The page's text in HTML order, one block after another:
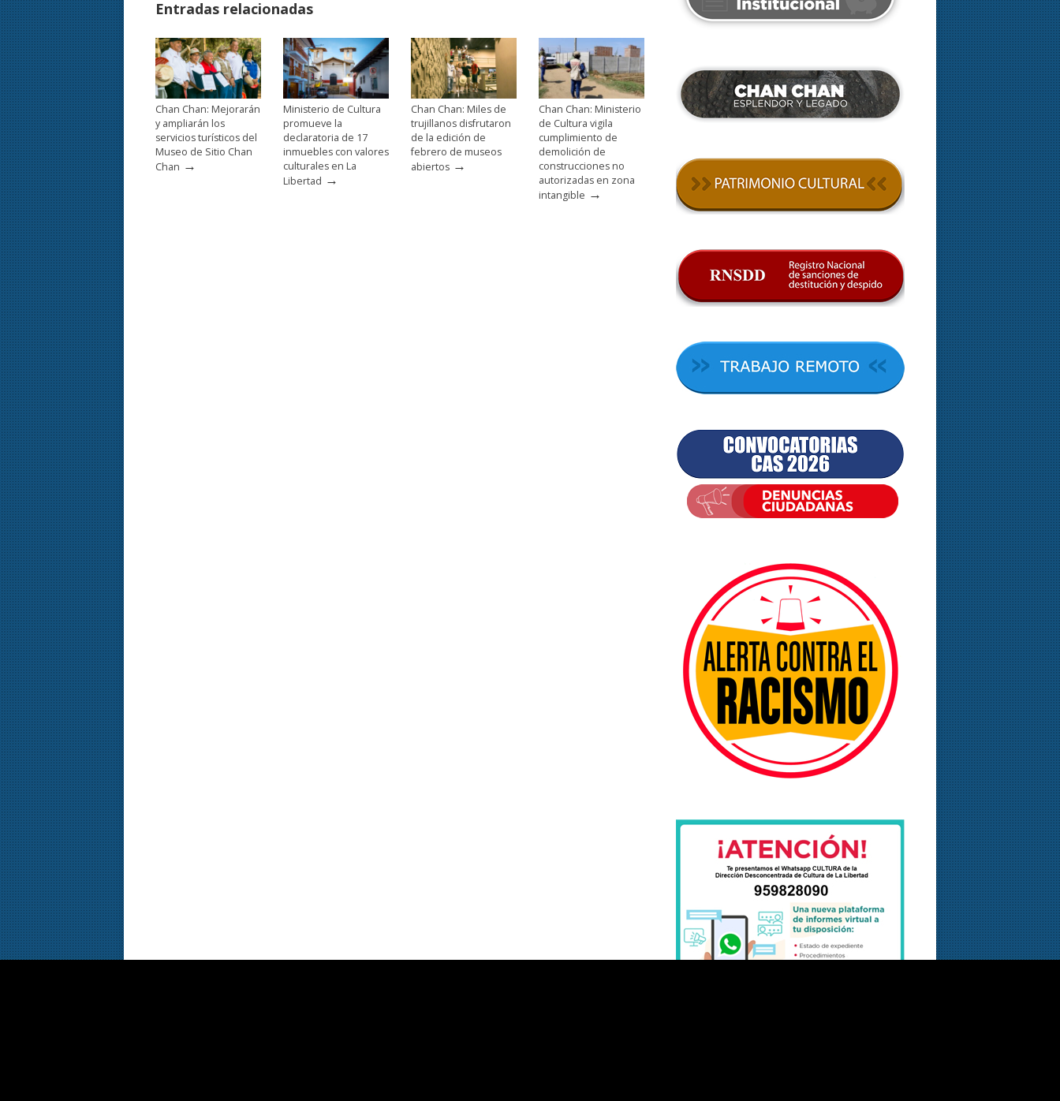
Entradas relacionadas
Chan Chan: Mejorarán
y ampliarán los
servicios turísticos del
Museo de Sitio Chan
Chan →
Ministerio de Cultura
promueve la
declaratoria de 17
inmuebles con valores
culturales en La
Libertad →
Chan Chan: Miles de
trujillanos disfrutaron
de la edición de
febrero de museos
abiertos →
Chan Chan: Ministerio
de Cultura vigila
cumplimiento de
demolición de
construcciones no
autorizadas en zona
intangible →